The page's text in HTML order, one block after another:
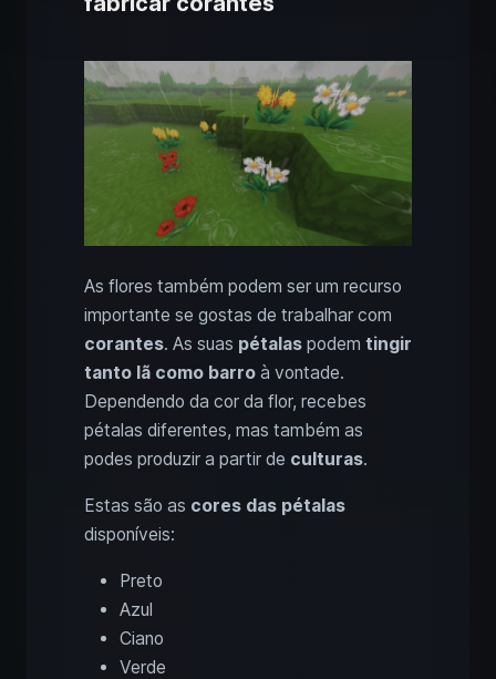
As flores também podem ser um recurso
importante se gostas de trabalhar com
corantes. As suas pétalas podem tingir
tanto lã como barro à vontade.
Dependendo da cor da flor, recebes
pétalas diferentes, mas também as
podes produzir a partir de culturas.
Estas são as cores das pétalas
disponíveis:
Preto
Azul
Ciano
Verde